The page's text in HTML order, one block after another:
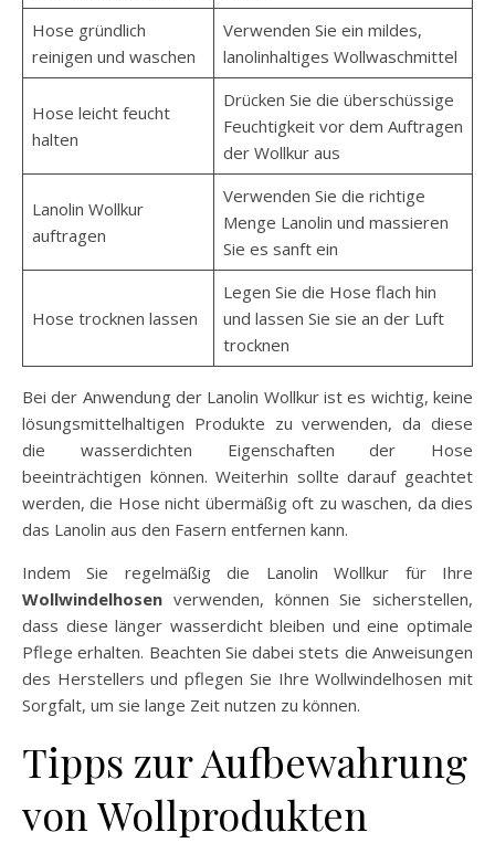
Hose gründlich
reinigen und waschen
Verwenden Sie ein mildes,
lanolinhaltiges Wollwaschmittel
Hose leicht feucht
halten
Drücken Sie die überschüssige
Feuchtigkeit vor dem Auftragen
der Wollkur aus
Lanolin Wollkur
auftragen
Verwenden Sie die richtige
Menge Lanolin und massieren
Sie es sanft ein
Hose trocknen lassen
Legen Sie die Hose flach hin
und lassen Sie sie an der Luft
trocknen
Bei der Anwendung der Lanolin Wollkur ist es wichtig, keine
lösungsmittelhaltigen Produkte zu verwenden, da diese
die wasserdichten Eigenschaften der Hose
beeinträchtigen können. Weiterhin sollte darauf geachtet
werden, die Hose nicht übermäßig oft zu waschen, da dies
das Lanolin aus den Fasern entfernen kann.
Indem Sie regelmäßig die Lanolin Wollkur für Ihre
Wollwindelhosen verwenden, können Sie sicherstellen,
dass diese länger wasserdicht bleiben und eine optimale
Pflege erhalten. Beachten Sie dabei stets die Anweisungen
des Herstellers und pflegen Sie Ihre Wollwindelhosen mit
Sorgfalt, um sie lange Zeit nutzen zu können.
Tipps zur Aufbewahrung
von Wollprodukten